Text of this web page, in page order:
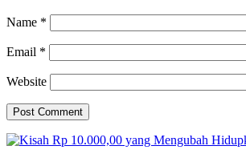
Name *
Email *
Website